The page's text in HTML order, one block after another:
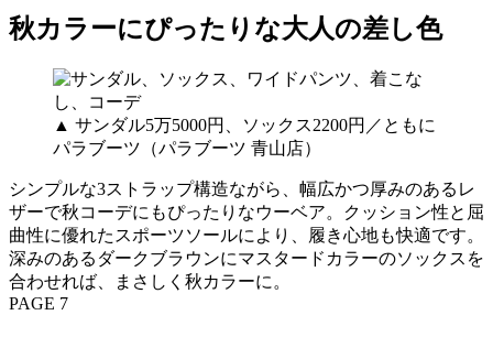
秋カラーにぴったりな大人の差し色
▲ サンダル5万5000円、ソックス2200円／ともに
パラブーツ（パラブーツ 青山店）
シンプルな3ストラップ構造ながら、幅広かつ厚みのあるレ
ザーで秋コーデにもぴったりなウーベア。クッション性と屈
曲性に優れたスポーツソールにより、履き心地も快適です。
深みのあるダークブラウンにマスタードカラーのソックスを
合わせれば、まさしく秋カラーに。
PAGE 7